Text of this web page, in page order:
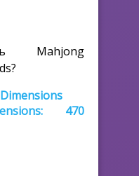
Mahjong
470